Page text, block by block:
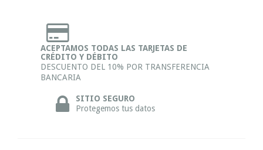
ACEPTAMOS TODAS LAS TARJETAS DE
CRÉDITO Y DÉBITO
DESCUENTO DEL 10% POR TRANSFERENCIA
BANCARIA
SITIO SEGURO
Protegemos tus datos